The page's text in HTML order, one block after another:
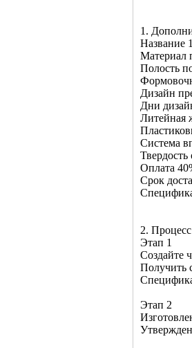
1.
Название
Материал
Полость
Дизайн
Дни
Литейная
Система
Оплата
Срок
2.
Этап 1
Создайте
Получить
Этап 2